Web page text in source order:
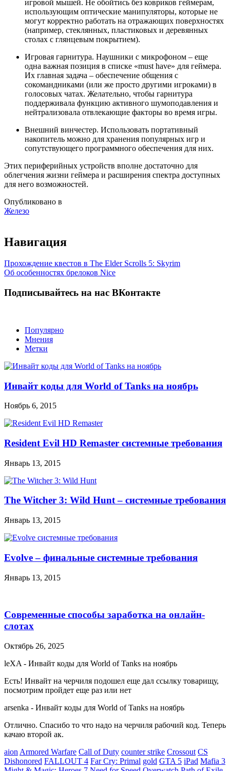
игровой мышей. Не обойтись без ковриков геймерам,
использующим оптические манипуляторы, которые не
могут корректно работать на отражающих поверхностях
(например, стеклянных, пластиковых и деревянных
столах с глянцевым покрытием).
Игровая гарнитура. Наушники с микрофоном – еще
одна важная позиция в списке «must have» для геймера.
Их главная задача – обеспечение общения с
сокомандниками (или же просто другими игроками) в
голосовых чатах. Желательно, чтобы гарнитура
поддерживала функцию активного шумоподавления и
нейтрализовала отвлекающие факторы во время игры.
Внешний винчестер. Использовать портативный
накопитель можно для хранения популярных игр и
сопутствующего программного обеспечения для них.
Этих периферийных устройств вполне достаточно для
облегчения жизни геймера и расширения спектра доступных
для него возможностей.
Опубликовано в
Железо
Навигация
Прохождение квестов в The Elder Scrolls 5: Skyrim
Об особенностях брелоков Nice
Подписывайтесь на нас ВКонтакте
Популярно
Мнения
Метки
Инвайт коды для World of Tanks на ноябрь
Ноябрь 6, 2015
Resident Evil HD Remaster системные требования
Январь 13, 2015
The Witcher 3: Wild Hunt – системные требования
Январь 13, 2015
Evolve – финальные системные требования
Январь 13, 2015
Современные способы заработка на онлайн-
слотах
Октябрь 26, 2025
leXA - Инвайт коды для World of Tanks на ноябрь
Есть! Инвайт на черчиля подошел еще дал ссылку товарищу,
посмотрим пройдет еще раз или нет
arsenka - Инвайт коды для World of Tanks на ноябрь
Отлично. Спасибо то что надо на черчиля рабочий код. Теперь
качаю второй ак.
aion Armored Warfare Call of Duty counter strike Crossout CS
Dishonored FALLOUT 4 Far Cry: Primal gold GTA 5 iPad Mafia 3